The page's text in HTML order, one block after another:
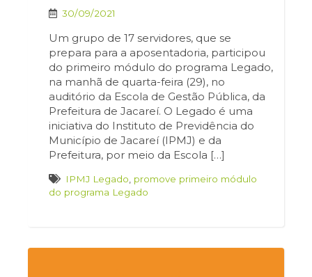
30/09/2021
Um grupo de 17 servidores, que se
prepara para a aposentadoria, participou
do primeiro módulo do programa Legado,
na manhã de quarta-feira (29), no
auditório da Escola de Gestão Pública, da
Prefeitura de Jacareí. O Legado é uma
iniciativa do Instituto de Previdência do
Município de Jacareí (IPMJ) e da
Prefeitura, por meio da Escola […]
IPMJ Legado promove primeiro módulo
do programa Legado